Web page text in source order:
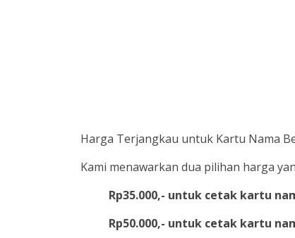
Harga Terjangkau untuk Kartu Nama
Kami menawarkan dua pilihan harga
Rp35.000,- untuk cetak kartu
Rp50.000,- untuk cetak kartu